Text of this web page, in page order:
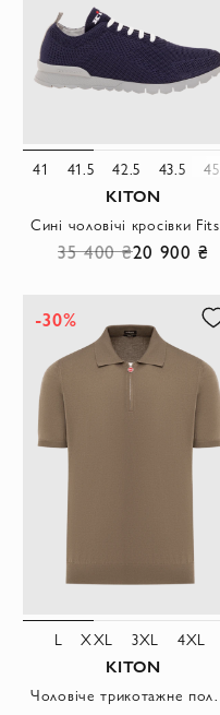
41 41.5 42.5 43.5 45
KITON
35 400 ₴20 900 ₴
-30%
L XXL 3XL 4XL
KITON